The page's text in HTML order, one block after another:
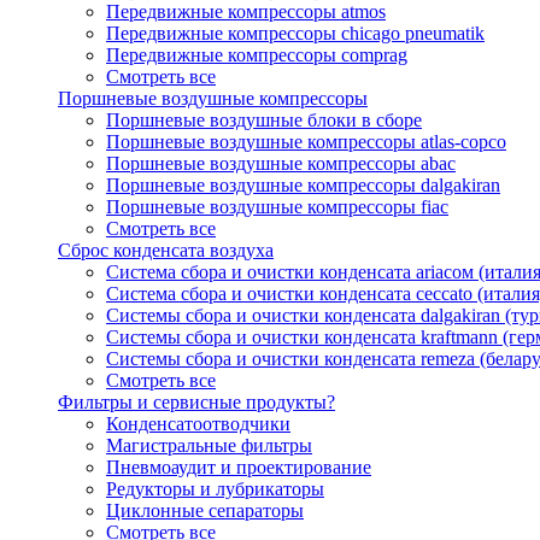
Передвижные компрессоры atmos
Передвижные компрессоры chicago pneumatik
Передвижные компрессоры comprag
Смотреть все
Поршневые воздушные компрессоры
Поршневые воздушные блоки в сборе
Поршневые воздушные компрессоры atlas-copco
Поршневые воздушные компрессоры abac
Поршневые воздушные компрессоры dalgakiran
Поршневые воздушные компрессоры fiac
Смотреть все
Сброс конденсата воздуха
Система сбора и очистки конденсата ariacом
Система сбора и очистки конденсата ceccato
Системы сбора и очистки конденсата dalgakiran
Системы сбора и очистки конденсата kraftmann
Системы сбора и очистки конденсата remeza
Смотреть все
Фильтры и сервисные продукты?
Конденсатоотводчики
Магистральные фильтры
Пневмоаудит и проектирование
Редукторы и лубрикаторы
Циклонные сепараторы
Смотреть все